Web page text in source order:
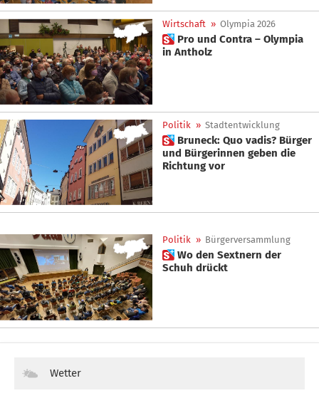
Wirtschaft » Olympia 2026
 Pro und Contra – Olympia
in Antholz
Politik » Stadtentwicklung
 Bruneck: Quo vadis? Bürger
und Bürgerinnen geben die
Richtung vor
Politik » Bürgerversammlung
 Wo den Sextnern der
Schuh drückt
Wetter